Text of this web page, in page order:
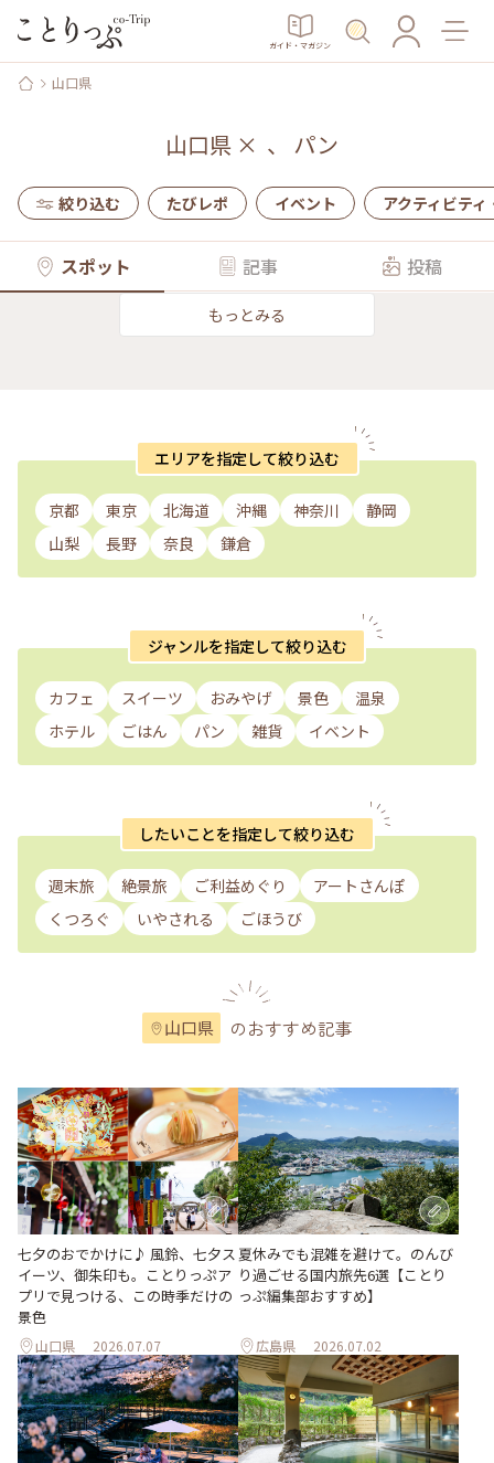
ガイド・マガジン
山口県
山口県× 、 パン
絞り込む たびレポ イベント アクティビティ
スポット 記事 投稿
もっとみる
エリアを指定して絞り込む
京都 東京 北海道 沖縄 神奈川
静岡
山梨
長野 奈良 鎌倉
ジャンルを指定して絞り込む
カフェ スイーツ おみやげ 景色
温泉
ホテル
ごはん パン 雑貨 イベント
したいことを指定して絞り込む
週末旅 絶景旅 ご利益めぐり
アートさんぽ
くつろぐ
いやされる ごほうび
山口県 のおすすめ記事
七夕のおでかけに♪ 風鈴、七夕ス
イーツ、御朱印も。ことりっぷア
プリで見つける、この時季だけの
景色
山口県 2026.07.07
夏休みでも混雑を避けて。のんび
り過ごせる国内旅先6選【ことり
っぷ編集部おすすめ】
広島県 2026.07.02